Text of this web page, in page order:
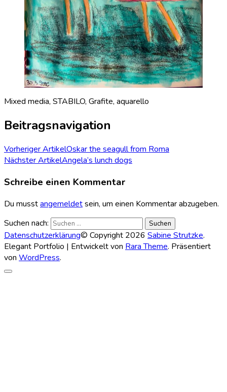
Mixed media, STABILO, Grafite, aquarello
Beitragsnavigation
Vorheriger ArtikelOskar the seagull from Roma
Nächster ArtikelAngela’s lunch dogs
Schreibe einen Kommentar
Du musstangemeldetsein, um einen Kommentar abzugeben.
Suchen nach:
Datenschutzerklärung© Copyright 2026 Sabine Strutzke.
Elegant Portfolio | Entwickelt von Rara Theme. Präsentiert
von WordPress.